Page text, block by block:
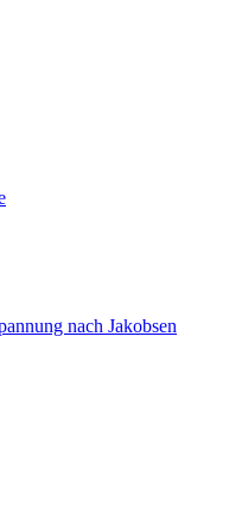
nach Jakobsen